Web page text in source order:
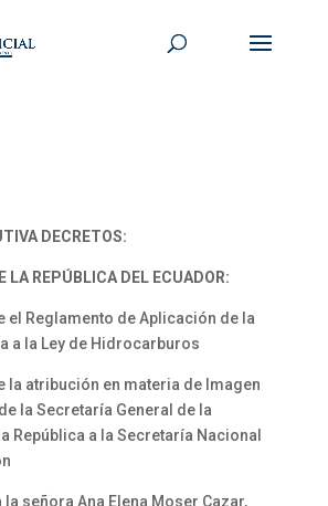
DECRETOS:
LA REPÚBLICA DEL ECUADOR:
el Reglamento de Aplicación de la
a la Ley de Hidrocarburos
la atribución en materia de Imagen
la Secretaría General de la
República a la Secretaría Nacional
señora Ana Elena Moser Cazar,